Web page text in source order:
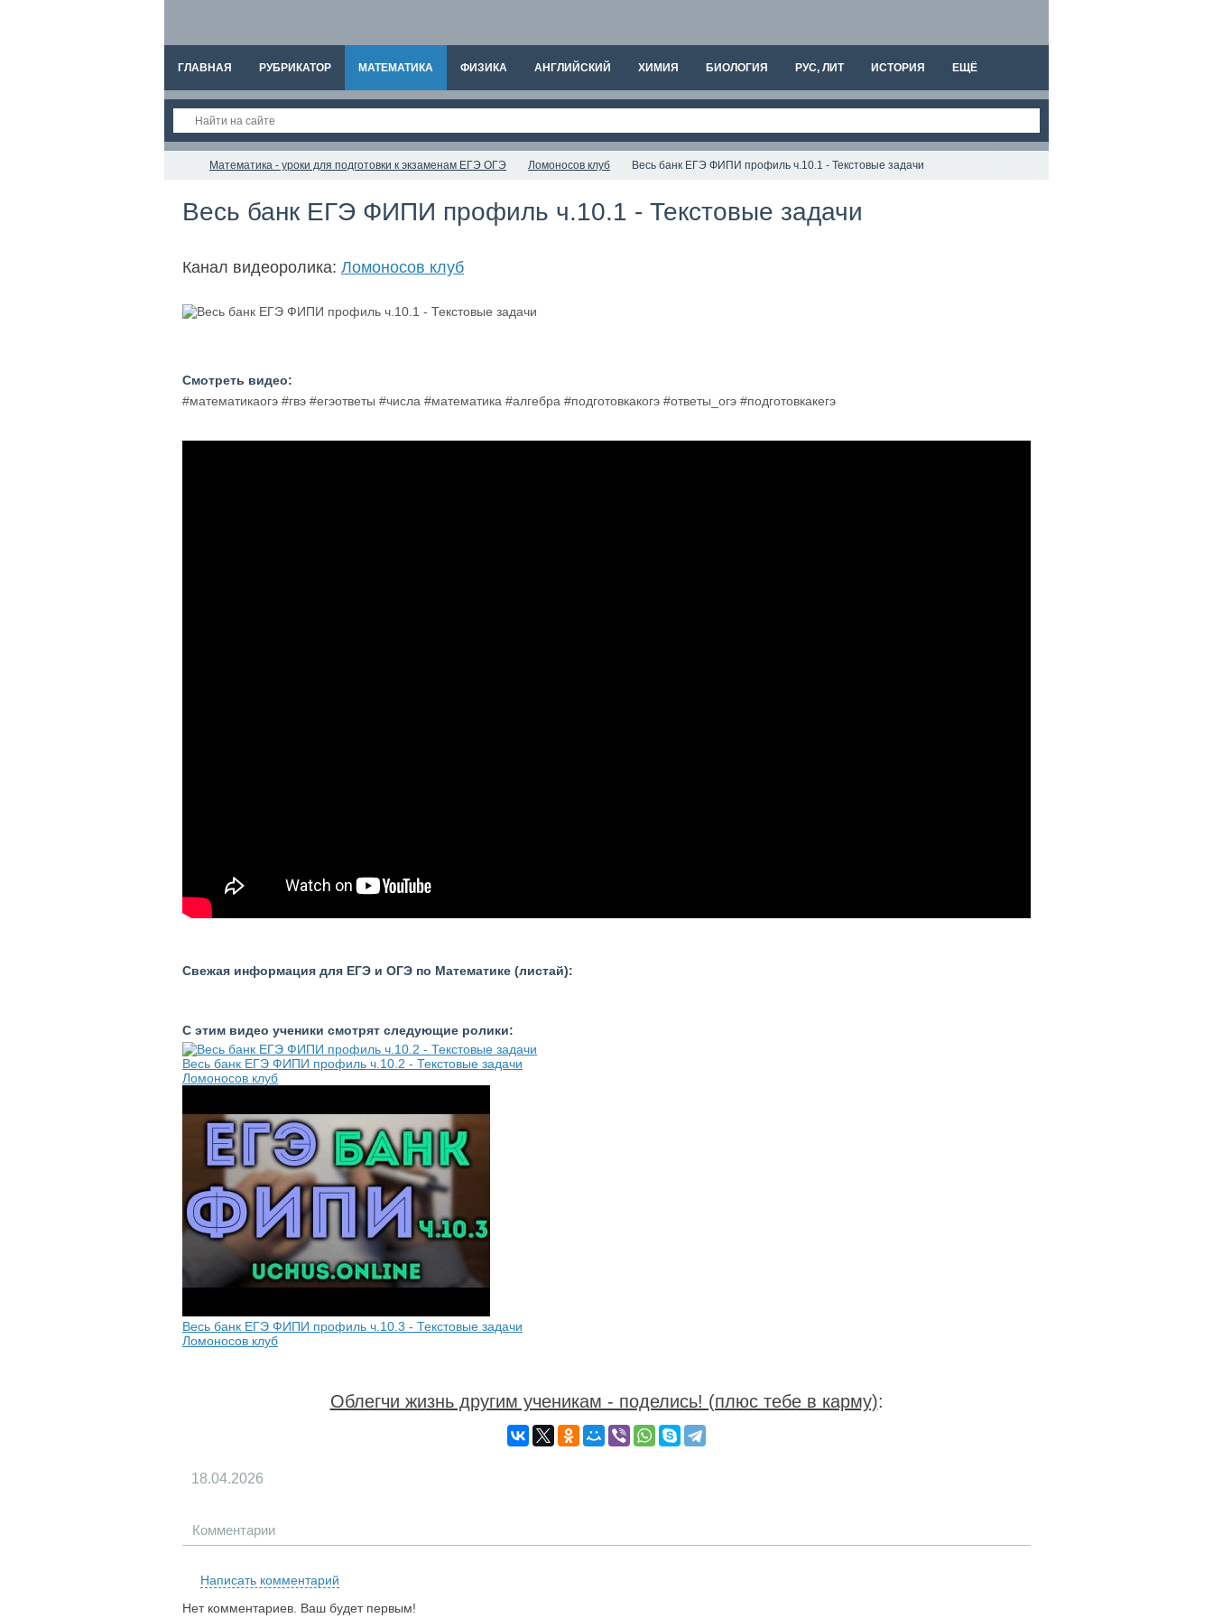
ГЛАВНАЯ РУБРИКАТОР МАТЕМАТИКА ФИЗИКА АНГЛИЙСКИЙ ХИМИЯ БИОЛОГИЯ РУС, ЛИТ ИСТОРИЯ ЕЩЁ
Математика - уроки для подготовки к экзаменам ЕГЭ ОГЭ Ломоносов клуб Весь банк ЕГЭ ФИПИ профиль ч.10.1 - Текстовые задачи
Весь банк ЕГЭ ФИПИ профиль ч.10.1 - Текстовые задачи
Канал видеоролика: Ломоносов клуб
Смотреть видео:
#математикаогэ #гвэ #егэответы #числа #математика #алгебра #подготовкакогэ #ответы_огэ #подготовкакегэ
Свежая информация для ЕГЭ и ОГЭ по Математике (листай):
С этим видео ученики смотрят следующие ролики:
Весь банк ЕГЭ ФИПИ профиль ч.10.2 - Текстовые задачи
Ломоносов клуб
Весь банк ЕГЭ ФИПИ профиль ч.10.3 - Текстовые задачи
Ломоносов клуб
Облегчи жизнь другим ученикам - поделись! (плюс тебе в карму):
18.04.2026
Комментарии
Написать комментарий
Нет комментариев. Ваш будет первым!